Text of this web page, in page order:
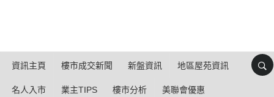
資訊主頁 樓市成交新聞 新盤資訊 地區屋苑資訊
名人入市 業主TIPS 樓市分析 美聯會優惠